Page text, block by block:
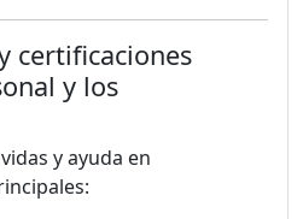
certificaciones
y los
y ayuda en